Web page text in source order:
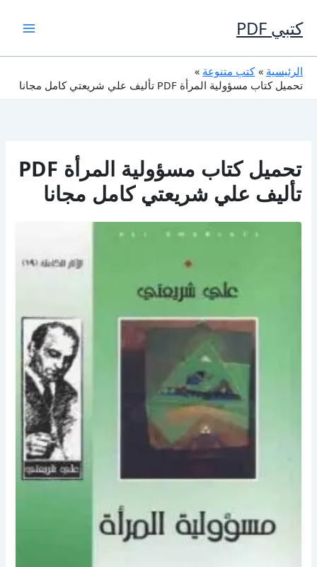
إلى
المحتوى
كتبي PDF
الرئيسية
كتب متنوعة
تحميل كتاب مسؤولية المرأة PDF تأليف علي شريعتي كامل مجانا
تحميل كتاب مسؤولية المرأة PDF
تأليف علي شريعتي كامل مجانا